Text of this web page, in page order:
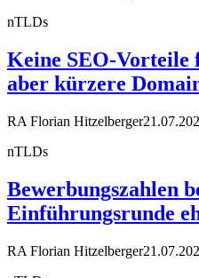
nTLDs
Keine SEO-Vorteile
aber kürzere
RA Florian Hitzelberger
nTLDs
Bewerbungszahlen
Einführungsrunde
RA Florian Hitzelberger